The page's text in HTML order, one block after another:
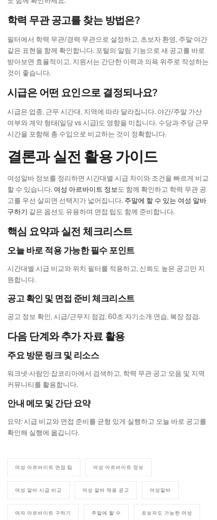
학력 무관 공고를 찾는 방법은?
필터에서 학력 무관/경력 무관으로 설정하고, 초보자 환영, 주말·야간
같은 표현을 함께 확인합니다. 포털의 알림 기능으로 새 공고를 바로
받아보면 효율적이고, 지원서는 간단한 이력과 의욕 위주로 작성하는
것이 좋습니다.
시급은 어떤 요인으로 결정되나요?
시급은 업종, 근무 시간대, 지역에 따라 달라집니다. 야간/주말 가산
여부와 계약 형태(일당 vs 시급)도 영향을 미칩니다. 수당과 주당 근무
시간을 포함해 총 수입으로 비교하는 것이 정확합니다.
결론과 실전 활용 가이드
여성알바 정보를 정리하면 시간대별 시급 차이와 조건을 빠르게 비교
할 수 있습니다. 여성 아르바이트 정보도 함께 확인하고 학력 무관 공
고를 우선 살피면 선택지가 넓어집니다. 주말에 할 수 있는 여성 알바
구하기 같은 옵션도 유용하며 면접 팁도 함께 준비합니다.
핵심 요약과 실전 체크리스트
오늘 바로 적용 가능한 필수 포인트
시간대별 시급 비교와 위치 필터를 적용하고, 신뢰도 높은 공고만 지
원합니다.
공고 확인 및 면접 준비 체크리스트
공고 정보 확인, 시급/근무지 점검, 60초 자기소개 연습, 복장 점검.
다음 단계와 추가 자료 활용
주요 방문 링크 및 리소스
워크넷·사람인·잡코리아에서 검색하고, 학력 무관 공고 모음 및 지역
커뮤니티를 활용합니다.
안내 메모 및 간단 요약
요약: 시급 비교와 면접 준비를 균형 있게 실행하고 오늘 바로 공고를
확인해 실행에 옮깁니다.
여성 아르바이트 면접 팁 여성 아르바이트 정보
여성 알바 시급 비교 여성 알바 채용 공고 여성알바
여자 아르바이트 구하기 주말에 할 수 초보자도 가능한 여성